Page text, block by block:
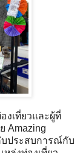
งเที่ยวและผู้ที่
Amazing
บประสบการณ์กับ